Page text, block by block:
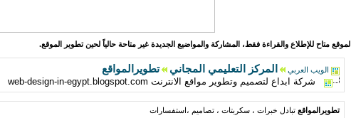
الموقع متاح للإطلاع والقراءة فقط، المشاركة والمواضيع الجديدة غير متاحة حالياً لحين تطوير الموقع.
الويب العربي المركز التعليمي المجاني تطويرالمواقع
شركة ابداع لتصميم وتطوير مواقع الانترنت web-design-in-egypt.blogspot.com
تطويرالمواقع تبادل خبرات ، سكربتات ، تصاميم ،استفسارات